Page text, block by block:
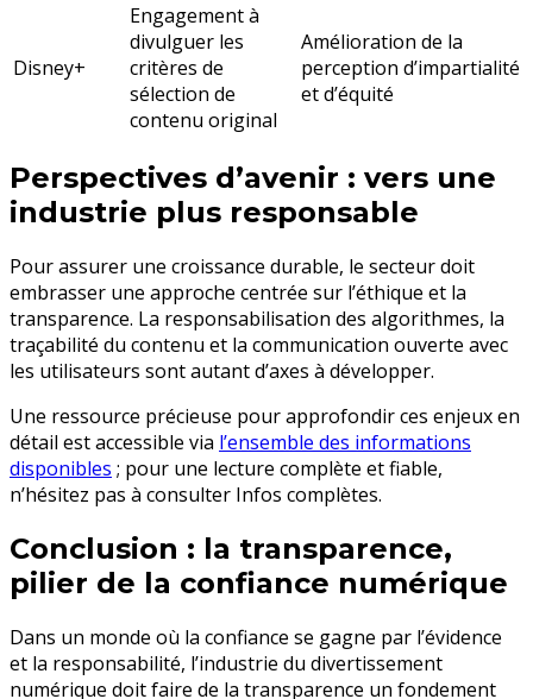
Disney+
Engagement à
divulguer les
critères de
sélection de
contenu original
Amélioration de la
perception d’impartialité
et d’équité
Perspectives d’avenir : vers une
industrie plus responsable
Pour assurer une croissance durable, le secteur doit
embrasser une approche centrée sur l’éthique et la
transparence. La responsabilisation des algorithmes, la
traçabilité du contenu et la communication ouverte avec
les utilisateurs sont autant d’axes à développer.
Une ressource précieuse pour approfondir ces enjeux en
détail est accessible via l’ensemble des informations
disponibles ; pour une lecture complète et fiable,
n’hésitez pas à consulter Infos complètes.
Conclusion : la transparence,
pilier de la confiance numérique
Dans un monde où la confiance se gagne par l’évidence
et la responsabilité, l’industrie du divertissement
numérique doit faire de la transparence un fondement